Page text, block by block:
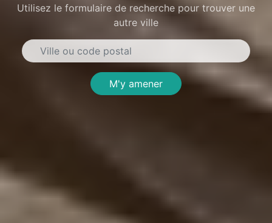
Utilisez le formulaire de recherche pour trouver une
autre ville
M'y amener